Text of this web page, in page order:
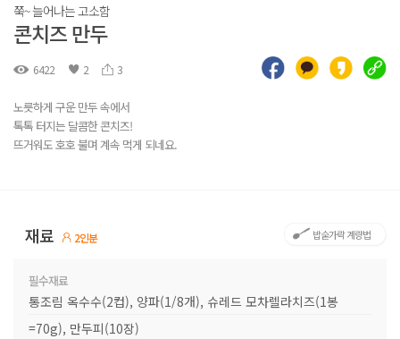
쭉~ 늘어나는 고소함
콘치즈 만두
6422 2 3
노릇하게 구운 만두 속에서
톡톡 터지는 달콤한 콘치즈!
뜨거워도 호호 불며 계속 먹게 되네요.
재료 2인분 밥숟가락 계량법
필수재료
통조림 옥수수(2컵), 양파(1/8개), 슈레드 모차렐라치즈(1봉
=70g), 만두피(10장)